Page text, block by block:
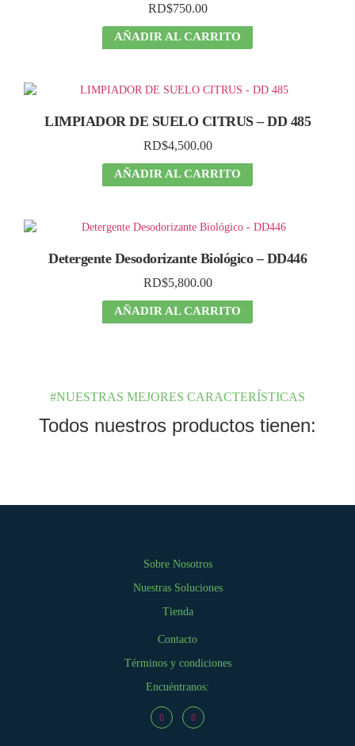
RD$750.00
AÑADIR AL CARRITO
LIMPIADOR DE SUELO CITRUS – DD 485
RD$4,500.00
AÑADIR AL CARRITO
Detergente Desodorizante Biológico – DD446
RD$5,800.00
AÑADIR AL CARRITO
#NUESTRAS MEJORES CARACTERÍSTICAS
Todos nuestros productos tienen:
Sobre Nosotros
Nuestras Soluciones
Tienda
Contacto
Términos y condiciones
Encuéntranos: